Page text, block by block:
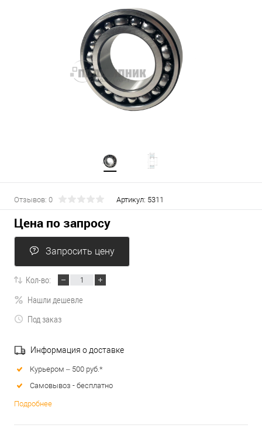
Отзывов: 0 Артикул: 5311
Цена по запросу
Запросить цену
Кол-во:
Нашли дешевле
Под заказ
Информация о доставке
Курьером – 500 руб.*
Самовывоз - бесплатно
Подробнее